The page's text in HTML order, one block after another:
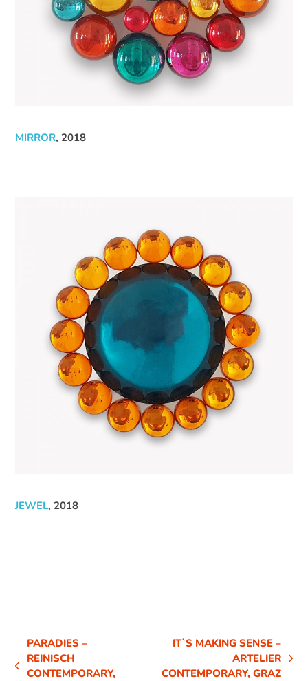
MIRROR, 2018
JEWEL, 2018
VORHERIGER
PARADIES –
REINISCH
CONTEMPORARY,
IT`S MAKING SENSE –
ARTELIER
CONTEMPORARY, GRAZ